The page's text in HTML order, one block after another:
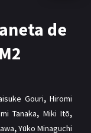
de
Gouri,Hiromi
Tanaka, Miki Itō,
,Yūko Minaguchi